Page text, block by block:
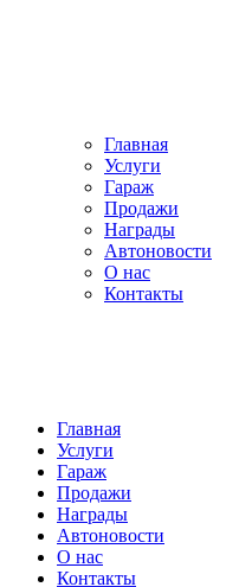
Главная
Услуги
Гараж
Продажи
Награды
Автоновости
О нас
Контакты
Главная
Услуги
Гараж
Продажи
Награды
Автоновости
О нас
Контакты